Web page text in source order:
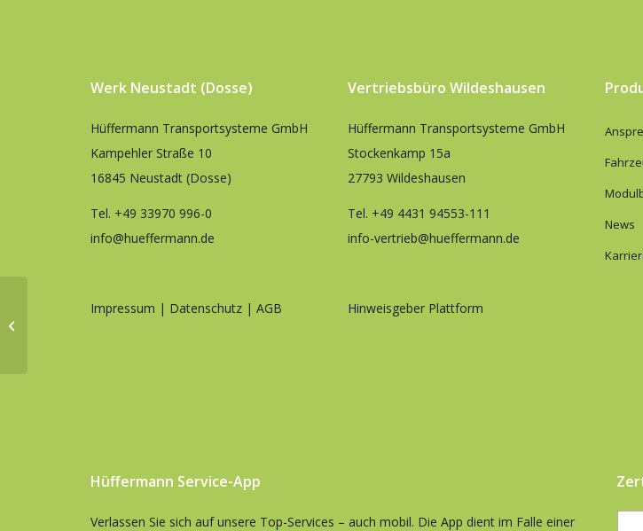
Werk Neustadt (Dosse)
Hüffermann Transportsysteme GmbH
Kampehler Straße 10
16845 Neustadt (Dosse)
Tel. +49 33970 996-0
info@hueffermann.de
Impressum | Datenschutz | AGB
Vertriebsbüro Wildeshausen
Hüffermann Transportsysteme GmbH
Stockenkamp 15a
27793 Wildeshausen
Tel. +49 4431 94553-111
info-vertrieb@hueffermann.de
Hinweisgeber Plattform
News
Hüffermann Service-App
Verlassen Sie sich auf unsere Top-Services – auch mobil. Die App dient im Falle einer